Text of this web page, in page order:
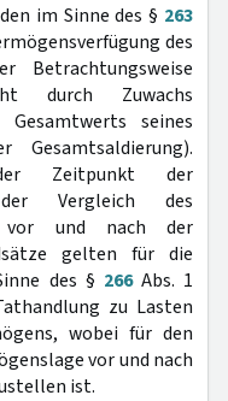
im Sinne des § 263
des
Betrachtungsweise
durch Zuwachs
Gesamtwerts seines
Zeitpunkt der
der Vergleich des
vor und nach der
gelten für die
des § 266Abs. 1
zu Lasten
wobei für den
vor und nach
ist.